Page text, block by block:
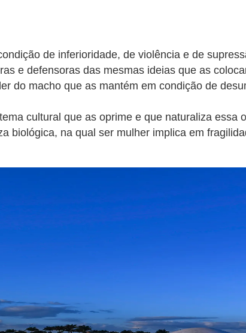
de inferioridade, de violência e de
e defensoras das mesmas ideias que as
do macho que as mantém em condição de
cultural que as oprime e que naturaliza
biológica, na qual ser mulher implica em